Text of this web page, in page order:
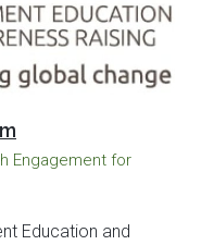
Engagement for
Education and